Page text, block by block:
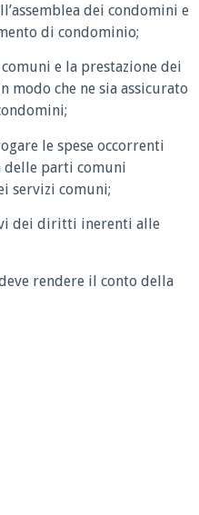
dei condomini e
di condominio;
e la prestazione dei
modo che ne sia assicurato
le spese occorrenti
delle parti comuni
servizi comuni;
dei diritti inerenti alle
rendere il conto della